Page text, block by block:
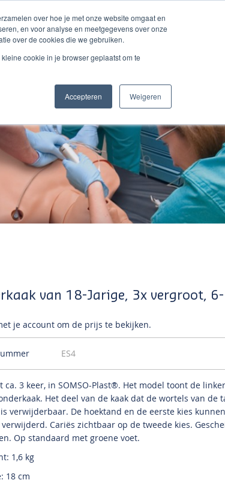
over hoe je met onze website omgaat en
en voor analyse en meetgegevens over onze
over de cookies die we gebruiken.
cookie in je browser geplaatst om te
Accepteren Weigeren
van 18-Jarige, 3x vergroot, 6-
je account om de prijs te bekijken.
ES4
ca.3 keer, in SOMSO-Plast®. Het model toont de
Het deel van de kaak dat de wortels van de
verwijderbaar. De hoektand en de eerste kies kunnen
verwijderd.Cariës zichtbaar op de tweede kies.
Op standaard met groene voet.
1,6 kg
18 cm